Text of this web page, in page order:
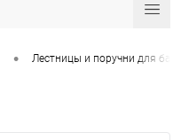
• Лестницы и поручни для